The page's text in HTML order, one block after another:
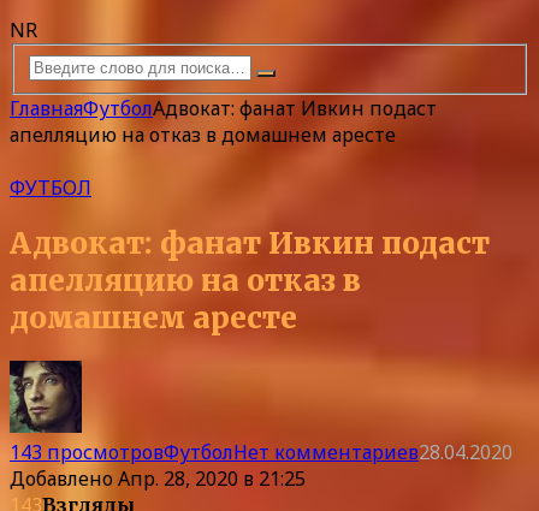
NR
ГлавнаяФутболАдвокат: фанат Ивкин подаст
апелляцию на отказ в домашнем аресте
ФУТБОЛ
Адвокат: фанат Ивкин подаст
апелляцию на отказ в
домашнем аресте
143 просмотровФутболНет комментариев28.04.2020
Добавлено Апр. 28, 2020 в 21:25
143Взгляды